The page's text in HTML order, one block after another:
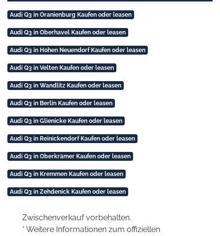
Audi Q3 in Oranienburg Kaufen oder leasen
Audi Q3 in Oberhavel Kaufen oder leasen
Audi Q3 in Hohen Neuendorf Kaufen oder leasen
Audi Q3 in Velten Kaufen oder leasen
Audi Q3 in Wandlitz Kaufen oder leasen
Audi Q3 in Berlin Kaufen oder leasen
Audi Q3 in Glienicke Kaufen oder leasen
Audi Q3 in Reinickendorf Kaufen oder leasen
Audi Q3 in Oberkrämer Kaufen oder leasen
Audi Q3 in Kremmen Kaufen oder leasen
Audi Q3 in Zehdenick Kaufen oder leasen
Zwischenverkauf vorbehalten.
* Weitere Informationen zum offiziellen